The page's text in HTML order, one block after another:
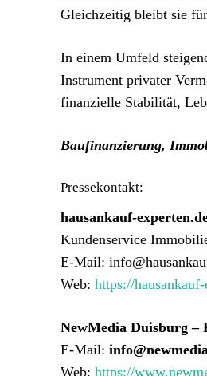
Gleichzeitig bleibt sie
In einem Umfeld
Instrument privater
finanzielle Stabilität,
Baufinanzierung,
Pressekontakt:
hausankauf-
Kundenservice
E-Mail:
Web: https://
NewMedia Duisburg –
E-Mail:
Web: https://